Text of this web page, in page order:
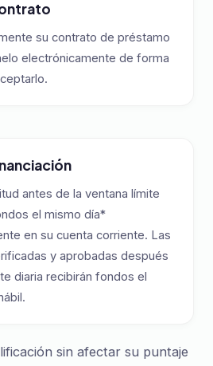
su contrato de préstamo
electrónicamente de forma
antes de la ventana límite
el mismo día*
en su cuenta corriente. Las
y aprobadas después
diaria recibirán fondos el
sin afectar su puntaje